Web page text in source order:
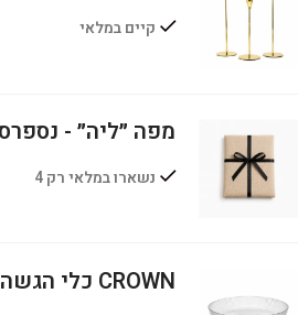
קיים במלאי
מפה ״ליה״ -
נשארו במלאי רק 4
CROWN כלי הגשה על רגל